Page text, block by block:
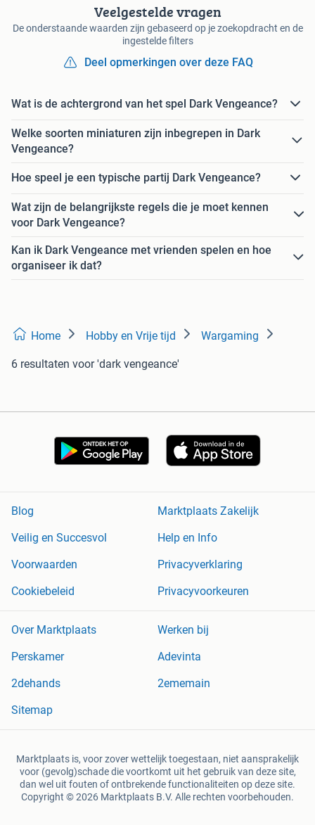
Veelgestelde vragen
De onderstaande waarden zijn gebaseerd op je zoekopdracht en de
ingestelde filters
Deel opmerkingen over deze FAQ
Wat is de achtergrond van het spel Dark Vengeance?
Welke soorten miniaturen zijn inbegrepen in Dark
Vengeance?
Hoe speel je een typische partij Dark Vengeance?
Wat zijn de belangrijkste regels die je moet kennen
voor Dark Vengeance?
Kan ik Dark Vengeance met vrienden spelen en hoe
organiseer ik dat?
Home Hobby en Vrije tijd Wargaming
6 resultaten voor 'dark vengeance'
Blog
Marktplaats Zakelijk
Veilig en Succesvol
Help en Info
Voorwaarden
Privacyverklaring
Cookiebeleid
Privacyvoorkeuren
Over Marktplaats
Werken bij
Perskamer
Adevinta
2dehands
2ememain
Sitemap
Marktplaats is, voor zover wettelijk toegestaan, niet aansprakelijk
voor (gevolg)schade die voortkomt uit het gebruik van deze site,
dan wel uit fouten of ontbrekende functionaliteiten op deze site.
Copyright © 2026 Marktplaats B.V. Alle rechten voorbehouden.